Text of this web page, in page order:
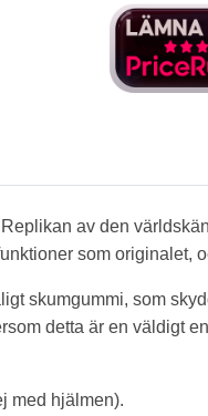
av den
som originalet,
skumgummi, som
detta är en väldigt
med hjälmen).